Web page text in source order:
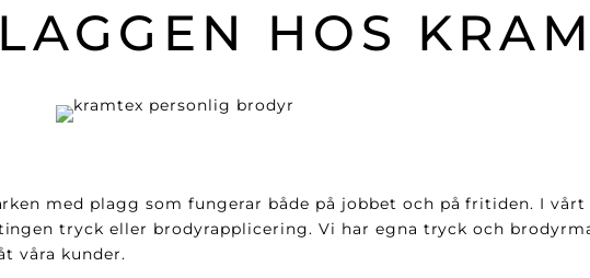
HOS
med plagg som fungerar både på jobbet och på fritiden. I
tryck eller brodyrapplicering. Vi har egna tryck och
våra kunder.